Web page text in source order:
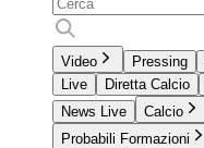
Video Pressing
Live
Diretta Calcio
News Live
Calcio
Probabili Formazioni